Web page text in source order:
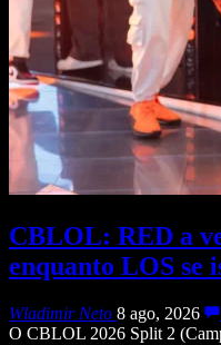
CBLOL: RED a
enquanto LOS se
Wladimir Neto 8 ago, 2026
O CBLOL 2026 Split 2